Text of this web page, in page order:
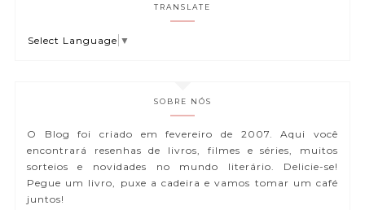
TRANSLATE
Select Language ▼
SOBRE NÓS
O Blog foi criado em fevereiro de 2007. Aqui você
encontrará resenhas de livros, filmes e séries, muitos
sorteios e novidades no mundo literário. Delicie-se!
Pegue um livro, puxe a cadeira e vamos tomar um café
juntos!